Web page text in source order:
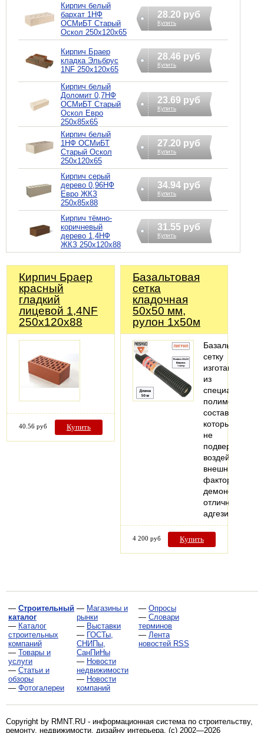
Кирпич белый
бархат 1НФ
ОСМиБТ Старый
Оскол 250х120х65
28.20 руб
Купить
Кирпич Браер
кладка Эльбрус
1NF 250х120х65
28.46 руб
Купить
Кирпич белый
Доломит 0,7НФ
ОСМиБТ Старый
Оскол Евро
250х85х65
23.69 руб
Купить
Кирпич белый
1НФ ОСМиБТ
Старый Оскол
250х120х65
27.20 руб
Купить
Кирпич серый
дерево 0,96НФ
Евро ЖКЗ
250х85х88
34.94 руб
Купить
Кирпич тёмно-
коричневый
дерево 1,4НФ
ЖКЗ 250х120х88
31.55 руб
Купить
Кирпич Браер
красный
гладкий
лицевой 1,4NF
250х120х88
40.56 руб Купить
Базальтовая
сетка
кладочная
50х50 мм,
рулон 1х50м
Базальтовую
сетку
изготавливают
из
специального
полимерного
состава,
который
не
подвергается
воздействию
внешних
факторов,
демонстрирует
отличные
адгезионные…
4 200 руб Купить
— Строительный
каталог
— Каталог
строительных
компаний
— Товары и
услуги
— Статьи и
обзоры
— Фотогалереи
— Магазины и
рынки
— Выставки
— ГОСТы,
СНИПы,
СанПиНы
— Новости
недвижимости
— Новости
компаний
— Опросы
— Словари
терминов
— Лента
новостей RSS
Copyright by RMNT.RU - информационная система по строительству,
ремонту, недвижимости, дизайну интерьера . (c) 2002—2026